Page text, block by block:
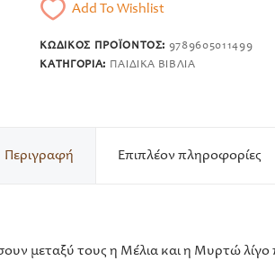
Add To Wishlist
ΚΩΔΙΚΌΣ ΠΡΟΪΌΝΤΟΣ: 9789605011499
ΚΑΤΗΓΟΡΊΑ: ΠΑΙΔΙΚΆ ΒΙΒΛΊΑ
Περιγραφή Επιπλέον πληροφορίες
μεταξύ τους η Μέλια και η Μυρτώ λίγο